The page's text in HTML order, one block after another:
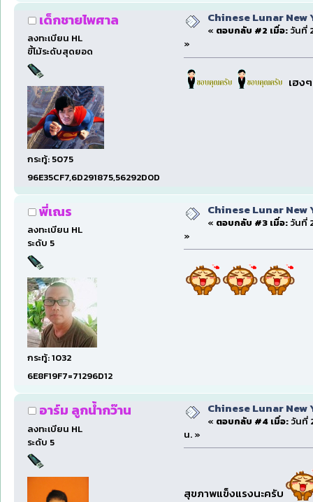
เด็กชายไพศาล
ลงทะเบียน HL
ขี้โม้ระดับสุดยอด
กระทู้: 5075
96E35CF7,6D291875,56292D0D
Chinese Lunar New
« ตอบกลับ #2 เมื่อ:วันที่
»
เฮง
พี่เณร
ลงทะเบียน HL
ระดับ 5
กระทู้: 1032
6E8F19F7=71296D12
Chinese Lunar New
« ตอบกลับ #3 เมื่อ:วันที่
»
อาร์ม ลูกน้ำกว๊าน
ลงทะเบียน HL
ระดับ 5
Chinese Lunar New
« ตอบกลับ #4 เมื่อ:วันที่
น. »
สุขภาพแข็งแรงนะครับ